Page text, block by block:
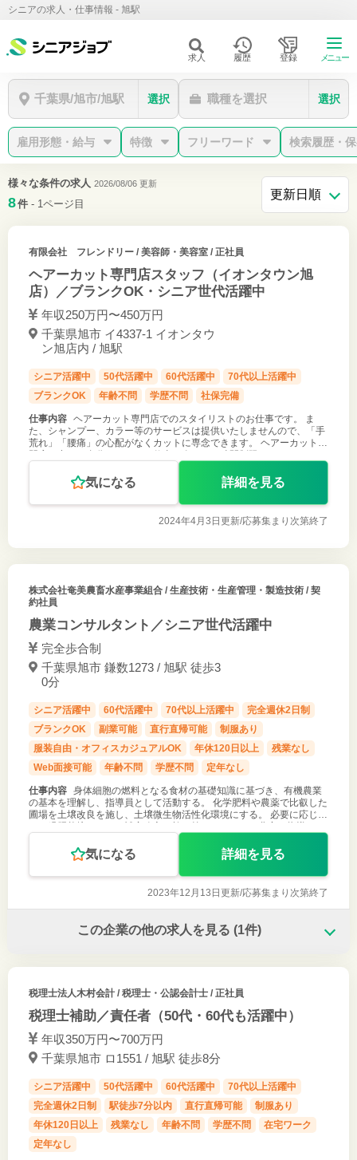
シニアの求人・仕事情報 - 旭駅
求人 履歴 登録 メニュー
千葉県/旭市/旭駅 選択 職種を選択 選択
雇用形態・給与 特徴 フリーワード 検索履歴・
様々な条件の求人 2026/08/06 更新
8件 - 1ページ目
有限会社 フレンドリー/ 美容師・美容室 / 正社員
ヘアーカット専門店スタッフ（イオンタウン旭
店）／ブランクOK・シニア世代活躍中
年収250万円〜450万円
千葉県旭市 イ4337-1 イオンタウ
ン旭店内 / 旭駅
シニア活躍中 50代活躍中 60代活躍中
70代以上活躍中
ブランクOK
年齢不問 学歴不問 社保完備
仕事内容 ヘアーカット専門店でのスタイリストのお仕事です。 ま
た、シャンプー、カラー等のサービスは提供いたしませんので、「手
荒れ」「腰痛」の心配がなくカットに専念できます。 ヘアーカット専
気になる 詳細を見る
2024年4月3日更新/応募集まり次第終了
株式会社奄美農畜水産事業組合/ 生産技術・生産管理・製造技術 / 契
約社員
農業コンサルタント／シニア世代活躍中
完全歩合制
千葉県旭市 鎌数1273 / 旭駅 徒歩3
0分
シニア活躍中 60代活躍中 70代以上活躍中
完全週休2日制
ブランクOK
副業可能 直行直帰可能
制服あり
服装自由・オフィスカジュアルOK
年休120日以上
残業なし
Web面接可能
年齢不問 学歴不問 定年なし
仕事内容 身体細胞の燃料となる食材の基礎知識に基づき、有機農業
の基本を理解し、指導員として活動する。 化学肥料や農薬で比叡した
圃場を土壌改良を施し、土壌微生物活性化環境にする。 必要に応じ
て、緑肥栽培により、補完改良を施す等のノウハウを農家に指導す
る。
気になる 詳細を見る
2023年12月13日更新/応募集まり次第終了
この企業の他の求人を見る (1件)
税理士法人木村会計/ 税理士・公認会計士 / 正社員
税理士補助／責任者（50代・60代も活躍中）
年収350万円〜700万円
千葉県旭市 ロ1551 / 旭駅 徒歩8分
シニア活躍中 50代活躍中 60代活躍中
70代以上活躍中
完全週休2日制
駅徒歩7分以内 直行直帰可能
制服あり
年休120日以上
残業なし 年齢不問 学歴不問
在宅ワーク
定年なし